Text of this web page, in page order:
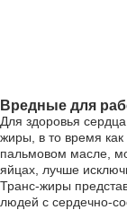
Вредные для
Для здоровья
жиры, в то время
пальмовом масле,
яйцах, лучше
Транс-жиры
людей с сердечно-